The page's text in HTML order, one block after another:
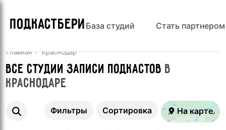
ПОДКАСТБЕРИ База студий Стать партнером
Главная Краснодар
Все Студии записи подкастов в
Краснодаре
Фильтры Сортировка На карте